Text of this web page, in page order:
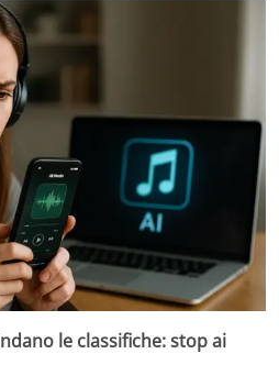
le classifiche: stop ai